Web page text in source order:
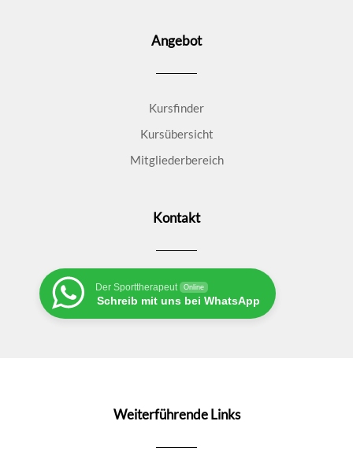
Angebot
Kursfinder
Kursübersicht
Mitgliederbereich
Kontakt
Der Sporttherapeut Online
Schreib mit uns bei WhatsApp
Weiterführende Links